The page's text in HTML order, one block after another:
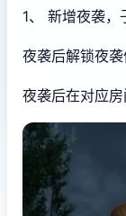
1、 新增夜袭
夜袭后解锁夜
夜袭后在对应